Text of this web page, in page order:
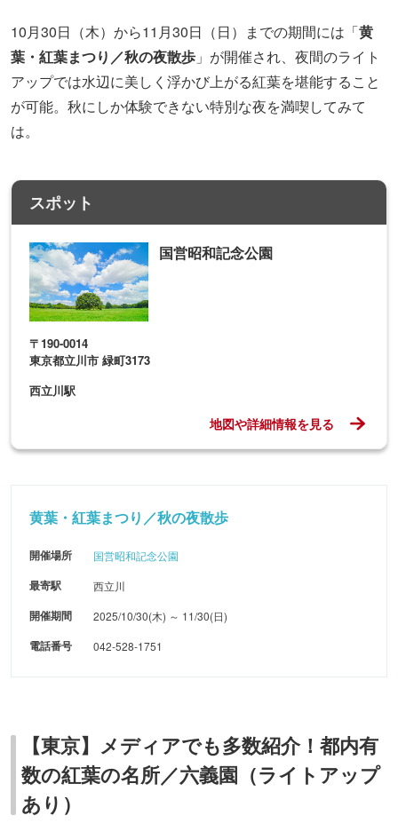
10月30日（木）から11月30日（日）までの期間には「黄
葉・紅葉まつり／秋の夜散歩 」が開催され、夜間のライト
アップでは水辺に美しく浮かび上がる紅葉を堪能すること
が可能。秋にしか体験できない特別な夜を満喫してみて
は。
スポット
国営昭和記念公園
〒190-0014
東京都立川市 緑町3173
西立川駅
地図や詳細情報を見る
黄葉・紅葉まつり／秋の夜散歩
開催場所 国営昭和記念公園
最寄駅 西立川
開催期間 2025/10/30(木) ～ 11/30(日)
電話番号 042-528-1751
【東京】メディアでも多数紹介！都内有
数の紅葉の名所／六義園（ライトアップ
あり）